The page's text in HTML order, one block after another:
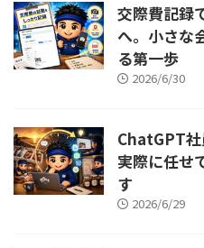
交際費記録
へ。小さな
る第一歩
2026/6/30
ChatGPT
実際に任せ
す
2026/6/29